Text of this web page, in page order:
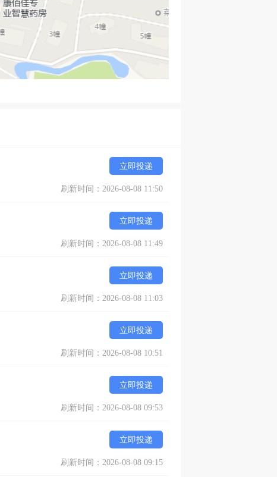
立即投递
刷新时间：2026-08-08 11:50
立即投递
刷新时间：2026-08-08 11:49
立即投递
刷新时间：2026-08-08 11:03
立即投递
刷新时间：2026-08-08 10:51
立即投递
刷新时间：2026-08-08 09:53
立即投递
刷新时间：2026-08-08 09:15